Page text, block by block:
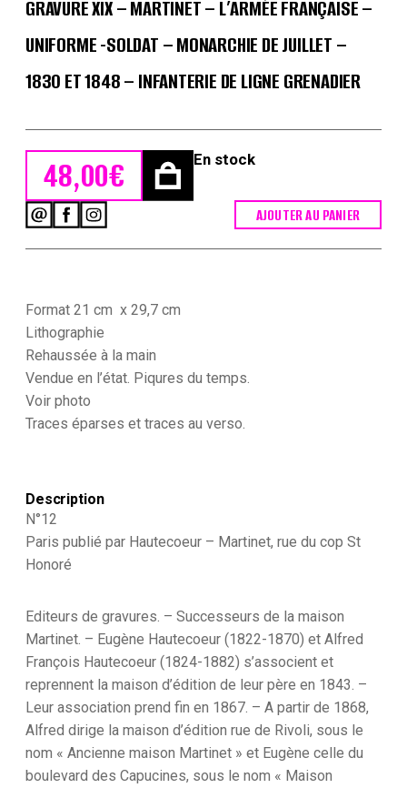
GRAVURE XIX – MARTINET – L’ARMÉE FRANÇAISE –
UNIFORME -SOLDAT – MONARCHIE DE JUILLET –
1830 ET 1848 – INFANTERIE DE LIGNE GRENADIER
48,00€ En stock
Martinet
française
-
Soldat
1830
et
de
Ligne
Grenadier
AJOUTER AU PANIER
Format 21 cm x 29,7 cm
Lithographie
Rehaussée à la main
Vendue en l’état. Piqures du temps.
Voir photo
Traces éparses et traces au verso.
Description
N°12
Paris publié par Hautecoeur – Martinet, rue du cop St
Honoré
Editeurs de gravures. – Successeurs de la maison
Martinet. – Eugène Hautecoeur (1822-1870) et Alfred
François Hautecoeur (1824-1882) s’associent et
reprennent la maison d’édition de leur père en 1843. –
Leur association prend fin en 1867. – A partir de 1868,
Alfred dirige la maison d’édition rue de Rivoli, sous le
nom « Ancienne maison Martinet » et Eugène celle du
boulevard des Capucines, sous le nom « Maison